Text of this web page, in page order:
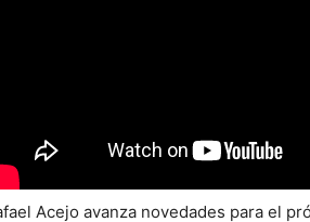
Acejo avanza novedades para el